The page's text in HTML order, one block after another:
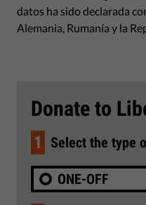
datos ha sido declarada
Alemania, Rumanía y la
Donate to
1 Select the type
ONE-OFF